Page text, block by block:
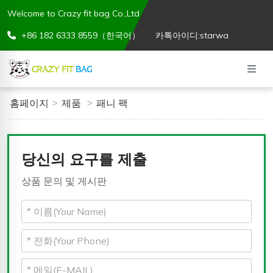
Welcome to Crazy fit bag Co.,Ltd
+86 182 6333 8559（한국어）
카톡아이디:starwa
홈페이지 제품 패니 팩
당신의 요구를 제출
상품 문의 및 게시판